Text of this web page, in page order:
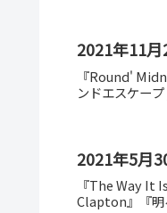
2021年11
『Round'
ンドエスケー
2021年5月
『The Way It
Clapton』『明